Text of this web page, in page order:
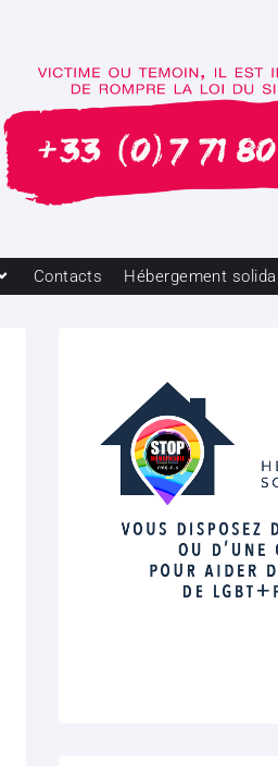
Contacts Hébergement